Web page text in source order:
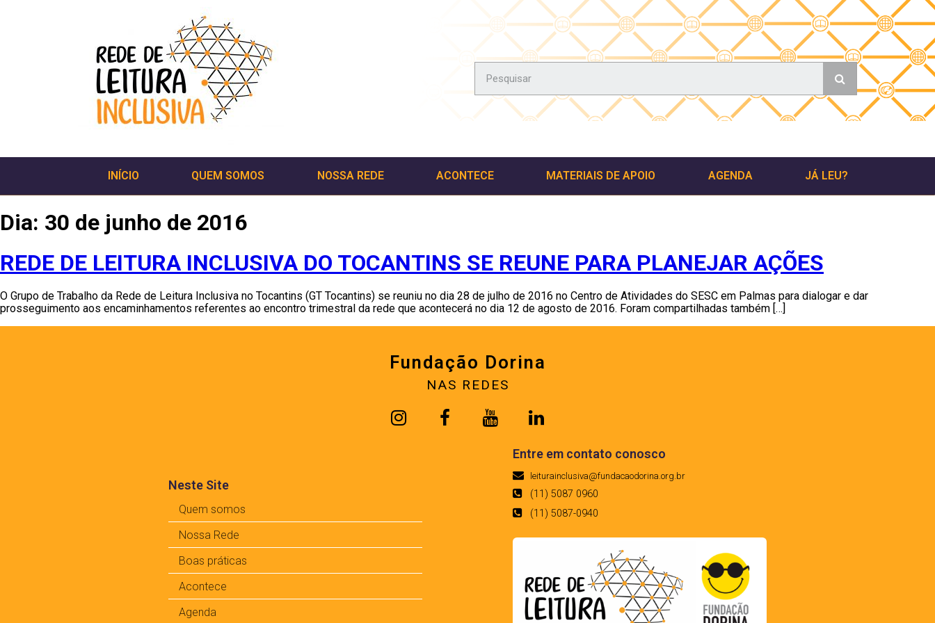
INÍCIO QUEM SOMOS NOSSA REDE ACONTECE MATERIAIS DE APOIO AGENDA JÁ LEU?
Dia: 30 de junho de 2016
REDE DE LEITURA INCLUSIVA DO TOCANTINS SE REUNE PARA PLANEJAR AÇÕES
O Grupo de Trabalho da Rede de Leitura Inclusiva no Tocantins (GT Tocantins) se reuniu no dia 28 de julho de 2016 no Centro de Atividades do SESC em Palmas para dialogar e dar
prosseguimento aos encaminhamentos referentes ao encontro trimestral da rede que acontecerá no dia 12 de agosto de 2016. Foram compartilhadas também […]
Fundação Dorina
NAS REDES
Neste Site
Quem somos
Nossa Rede
Boas práticas
Acontece
Agenda
Entre em contato conosco
leiturainclusiva@fundacaodorina.org.br
(11) 5087 0960
(11) 5087-0940